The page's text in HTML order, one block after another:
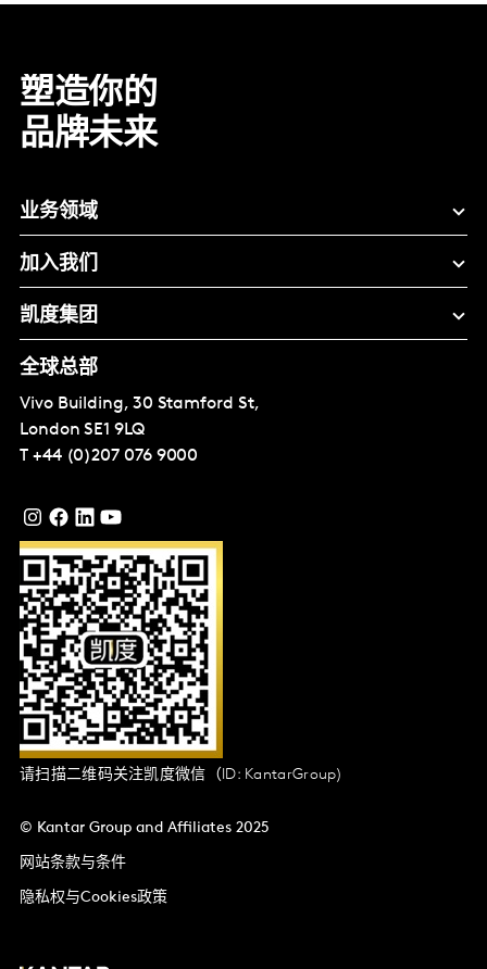
塑造你的
品牌未来
业务领域
加入我们
凯度集团
全球总部
Vivo Building, 30 Stamford St,
London SE1 9LQ
T +44 (0)207 076 9000
请扫描二维码关注凯度微信（ID: KantarGroup)
© Kantar Group and Affiliates 2025
网站条款与条件
隐私权与Cookies政策